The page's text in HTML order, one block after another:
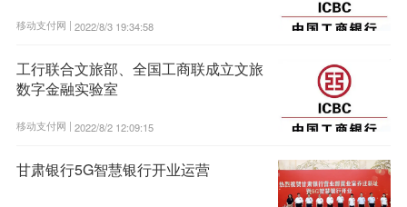
移动支付网 | 2022/8/3 19:34:58
工行联合文旅部、全国工商联成立文旅
数字金融实验室
移动支付网 | 2022/8/2 12:09:15
甘肃银行5G智慧银行开业运营